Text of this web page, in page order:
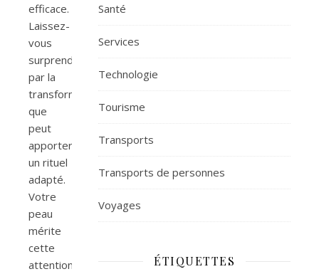
efficace.
Laissez-
vous
surprendre
par la
transformation
que
peut
apporter
un rituel
adapté.
Votre
peau
mérite
cette
attention
Santé
Services
Technologie
Tourisme
Transports
Transports de personnes
Voyages
ÉTIQUETTES